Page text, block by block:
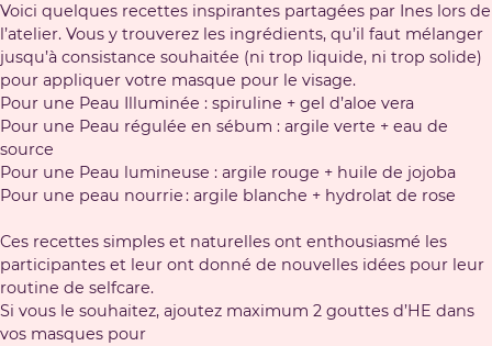
Voici quelques recettes inspirantes partagées par Ines lors de
l’atelier. Vous y trouverez les ingrédients, qu’il faut mélanger
jusqu’à consistance souhaitée (ni trop liquide, ni trop solide)
pour appliquer votre masque pour le visage.
Pour une Peau Illuminée : spiruline + gel d’aloe vera
Pour une Peau régulée en sébum : argile verte + eau de
source
Pour une Peau lumineuse : argile rouge + huile de jojoba
Pour une peau nourrie : argile blanche + hydrolat de rose
Ces recettes simples et naturelles ont enthousiasmé les
participantes et leur ont donné de nouvelles idées pour leur
routine de selfcare.
Si vous le souhaitez, ajoutez maximum 2 gouttes d’HE dans
vos masques pour